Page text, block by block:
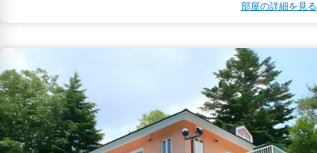
部屋の詳細を見る